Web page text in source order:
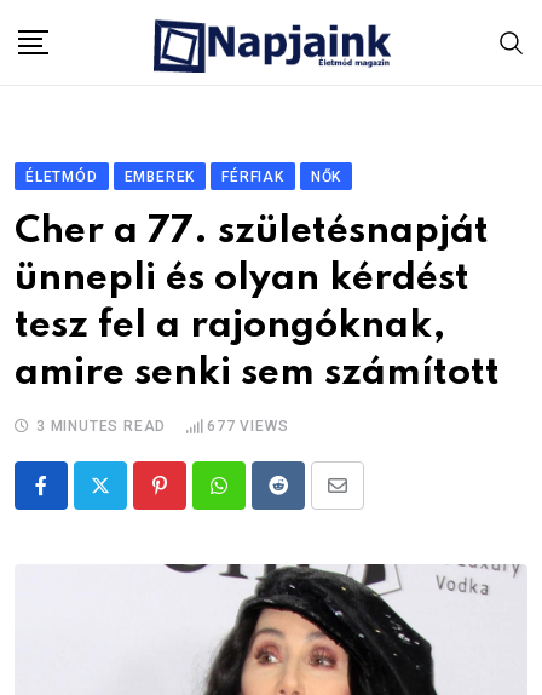
ÉLETMÓD EMBEREK FÉRFIAK NŐK
Cher a 77. születésnapját
ünnepli és olyan kérdést
tesz fel a rajongóknak,
amire senki sem számított
3 MINUTES READ 677 VIEWS
PinterestWhatsappRedditShare
Email